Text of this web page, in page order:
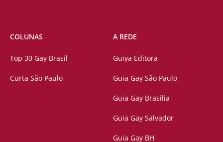
COLUNAS
Top 30 Gay Brasil
Curta São Paulo
A REDE
Guiya Editora
Guia Gay São Paulo
Guia Gay Brasilia
Guia Gay Salvador
Guia Gay BH